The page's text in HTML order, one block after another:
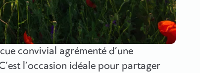
convivial agrémenté d’une
l’occasion idéale pour partager